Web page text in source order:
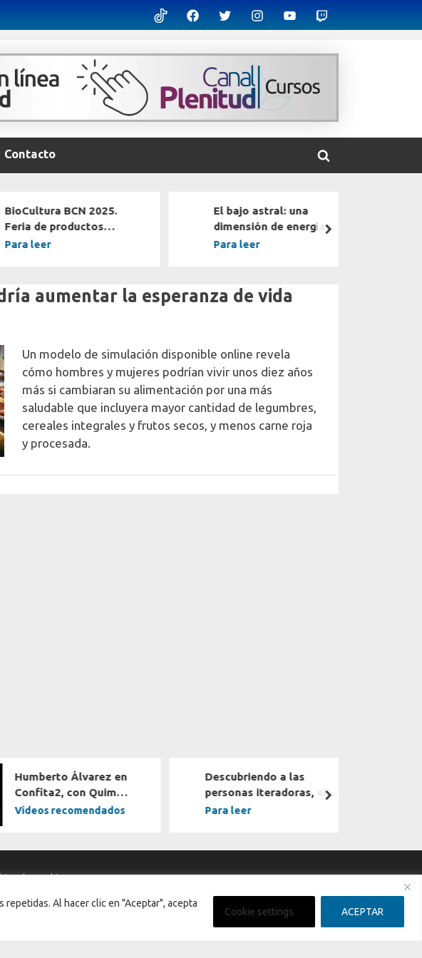
Al hacer clic en "Aceptar", acepta
Cookie settings ACEPTAR
TikTokFacebook
X InstagramYoutubeTwitch
Contacto
Toggle
BioCultura BCN 2025.
Feria de productos
ecológicos y consumo
Para leer
El bajo astral: una
dimensión de energías
oscuras
Para leer
next
aumentar la esperanza de vida
Un modelo de simulación disponible online revela
cómo hombres y mujeres podrían vivir unos diez años
más si cambiaran su alimentación por una más
saludable que incluyera mayor cantidad de legumbres,
cereales integrales y frutos secos, y menos carne roja
y procesada.
Humberto Álvarez en
Confita2, con Quim
García
Vídeos recomendados
Descubriendo a las
personas iteradoras, el
arte de evolucionar
Para leer
next
de cookies